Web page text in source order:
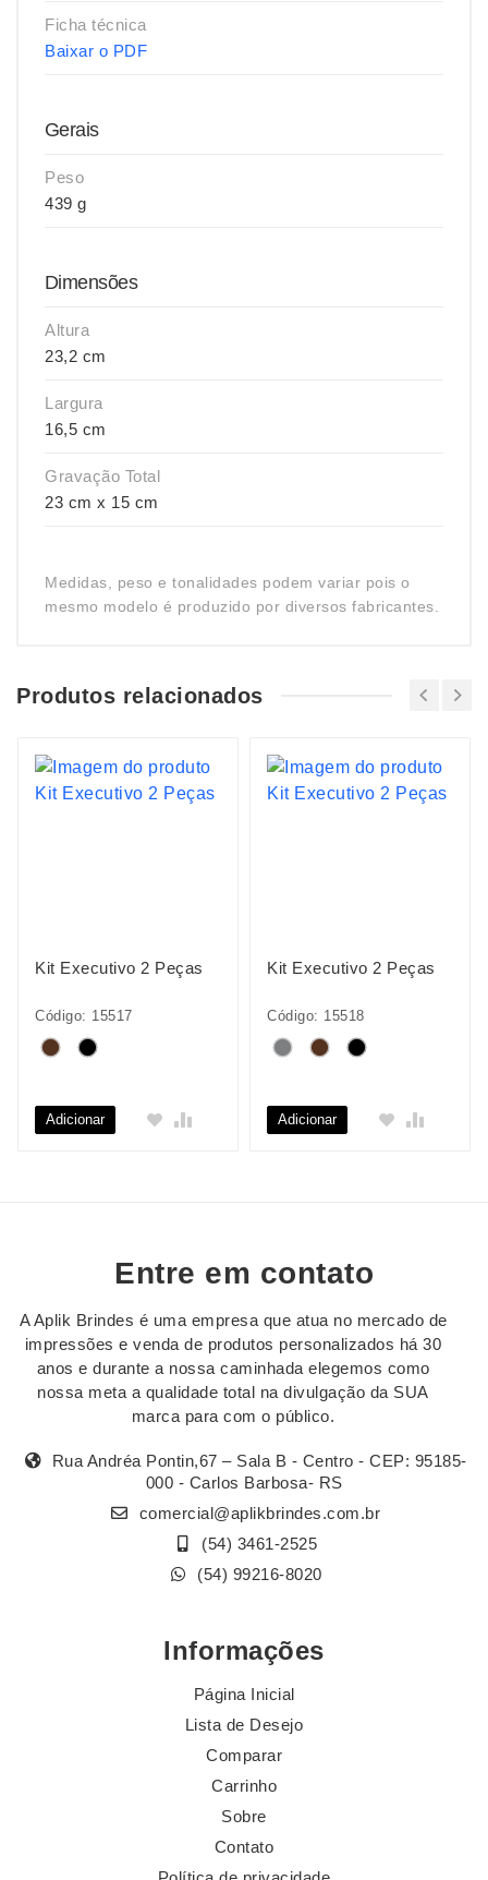
Ficha técnica
Baixar o PDF
Gerais
Peso
439 g
Dimensões
Altura
23,2 cm
Largura
16,5 cm
Gravação Total
23 cm x 15 cm
Medidas, peso e tonalidades podem variar pois o
mesmo modelo é produzido por diversos fabricantes.
Produtos relacionados
Kit Executivo 2 Peças
Código: 15517
Adicionar
Kit Executivo 2 Peças
Código: 15518
Adicionar
Entre em contato
A Aplik Brindes é uma empresa que atua no mercado de
impressões e venda de produtos personalizados há 30
anos e durante a nossa caminhada elegemos como
nossa meta a qualidade total na divulgação da SUA
marca para com o público.
Rua Andréa Pontin,67 – Sala B - Centro - CEP: 95185-
000 - Carlos Barbosa- RS
comercial@aplikbrindes.com.br
(54) 3461-2525
(54) 99216-8020
Informações
Página Inicial
Lista de Desejo
Comparar
Carrinho
Sobre
Contato